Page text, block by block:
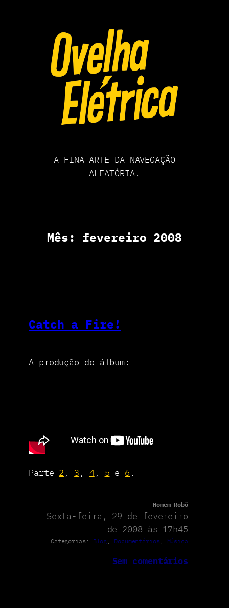
A FINA ARTE DA NAVEGAÇÃO
ALEATÓRIA.
Mês: fevereiro 2008
Catch a Fire!
A produção do álbum:
Parte 2 , 3 , 4, 5 e 6 .
Homem Robô
Sexta-feira, 29 de fevereiro
de 2008 às 17h45
Categorias: Blog , Documentários , Música
Sem comentários